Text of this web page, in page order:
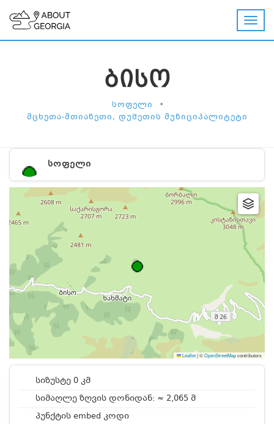
ᲑᲘᲡᲝ
ᲡᲝᲤᲔᲚᲘ •
ᲛᲪᲮᲔᲗᲐ-ᲛᲗᲘᲐᲜᲔᲗᲘ, ᲓᲣᲨᲔᲗᲘᲡ ᲛᲣᲜᲘᲪᲘᲞᲐᲚᲘᲢᲔᲢᲘ
ᲡᲝᲤᲔᲚᲘ
Leaflet|©OpenStreetMapcontributors
სიზუსტე 0 კმ
სიმაღლე ზღვის დონიდან: ≈ 2,065 მ
პუნქტის embed კოდი